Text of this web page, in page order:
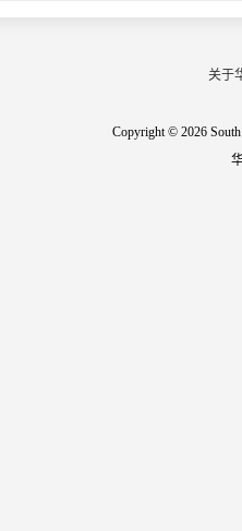
关于
Copyright © 2026